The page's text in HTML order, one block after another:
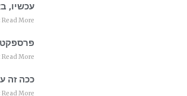
עכשיו,
Read More »
Read More »
ככה זה
Read More »